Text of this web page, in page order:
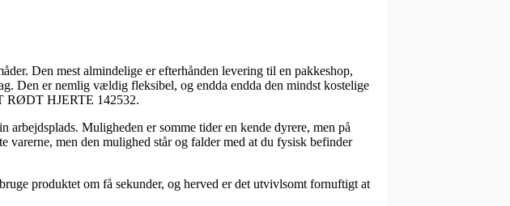
Den mest almindelige er efterhånden levering til en pakkeshop,
Den er nemlig vældig fleksibel, og endda endda den mindst kostelige
RØDT HJERTE 142532.
Muligheden er somme tider en kende dyrere, men på
varerne, men den mulighed står og falder med at du fysisk befinder
produktet om få sekunder, og herved er det utvivlsomt fornuftigt at